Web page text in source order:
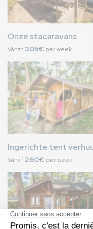
Onze stacaravans
Vanaf 305€ per week
Afbeelding
Ingerichte tent
Vanaf 260€ per week
Afbeelding